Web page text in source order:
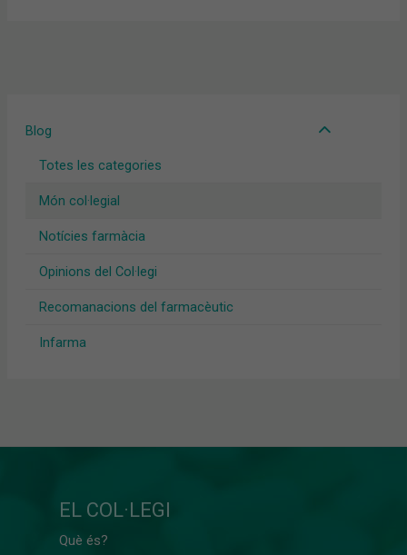
Blog
Totes les categories
Món col·legial
Notícies farmàcia
Opinions del Col·legi
Recomanacions del farmacèutic
Infarma
EL COL·LEGI
Què és?